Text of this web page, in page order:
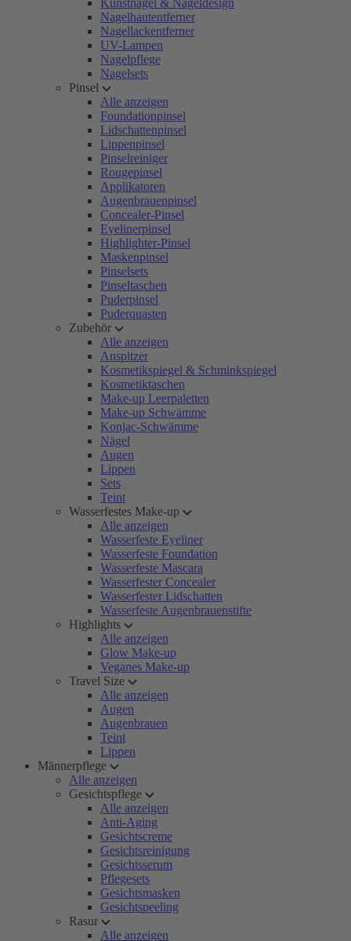
Kunstnägel & Nageldesign
Nagelhautentferner
Nagellackentferner
UV-Lampen
Nagelpflege
Nagelsets
Pinsel
Alle anzeigen
Foundationpinsel
Lidschattenpinsel
Lippenpinsel
Pinselreiniger
Rougepinsel
Applikatoren
Augenbrauenpinsel
Concealer-Pinsel
Eyelinerpinsel
Highlighter-Pinsel
Maskenpinsel
Pinselsets
Pinseltaschen
Puderpinsel
Puderquasten
Zubehör
Alle anzeigen
Anspitzer
Kosmetikspiegel & Schminkspiegel
Kosmetiktaschen
Make-up Leerpaletten
Make-up Schwämme
Konjac-Schwämme
Nägel
Augen
Lippen
Sets
Teint
Wasserfestes Make-up
Alle anzeigen
Wasserfeste Eyeliner
Wasserfeste Foundation
Wasserfeste Mascara
Wasserfester Concealer
Wasserfester Lidschatten
Wasserfeste Augenbrauenstifte
Highlights
Alle anzeigen
Glow Make-up
Veganes Make-up
Travel Size
Alle anzeigen
Augen
Augenbrauen
Teint
Lippen
Männerpflege
Alle anzeigen
Gesichtspflege
Alle anzeigen
Anti-Aging
Gesichtscreme
Gesichtsreinigung
Gesichtsserum
Pflegesets
Gesichtsmasken
Gesichtspeeling
Rasur
Alle anzeigen